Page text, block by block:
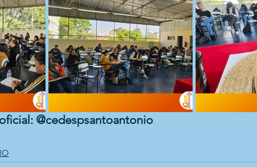
@cedespsantoantonio